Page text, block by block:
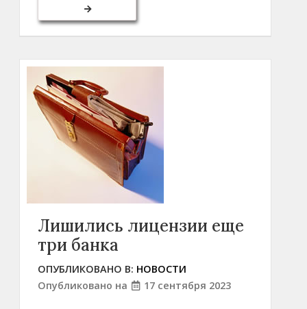
Лишились лицензии еще
три банка
ОПУБЛИКОВАНО В: НОВОСТИ
Опубликовано на
17 сентября 2023